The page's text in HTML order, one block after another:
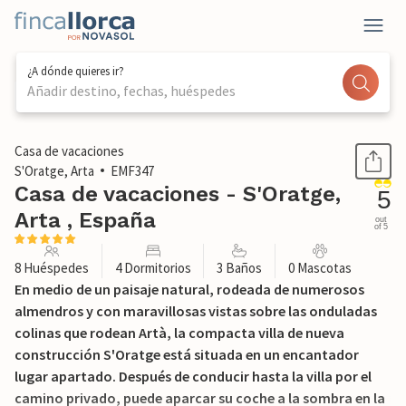
¿A dónde quieres ir?
Añadir destino, fechas, huéspedes
1 / 52
Casa de vacaciones
S'Oratge, Arta
EMF347
Casa de vacaciones - S'Oratge,
Arta , España
5
out
of 5
8 Huéspedes 4 Dormitorios 3 Baños 0 Mascotas
En medio de un paisaje natural, rodeada de numerosos
almendros y con maravillosas vistas sobre las onduladas
colinas que rodean Artà, la compacta villa de nueva
construcción S'Oratge está situada en un encantador
lugar apartado. Después de conducir hasta la villa por el
camino privado, puede aparcar su coche a la sombra en la